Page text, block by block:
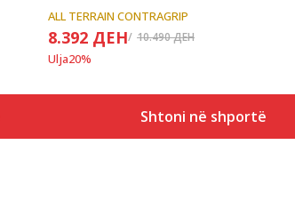
ALL TERRAIN CONTRAGRIP
8.392 ДЕН 10.490ДЕН
Ulja20%
Shtoni në shportë